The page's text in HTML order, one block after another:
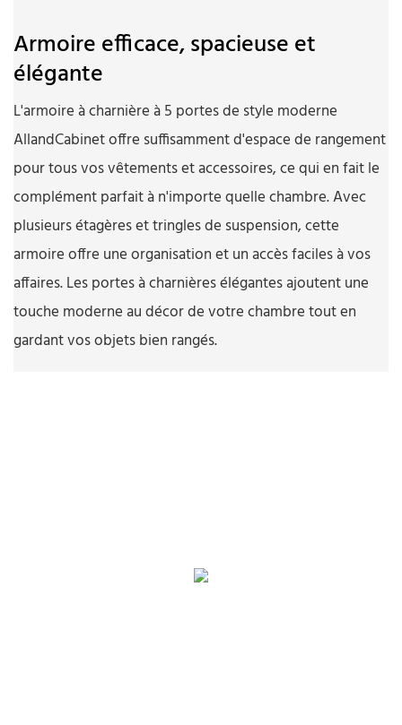
Armoire efficace, spacieuse et
élégante
L'armoire à charnière à 5 portes de style moderne
AllandCabinet offre suffisamment d'espace de rangement
pour tous vos vêtements et accessoires, ce qui en fait le
complément parfait à n'importe quelle chambre. Avec
plusieurs étagères et tringles de suspension, cette
armoire offre une organisation et un accès faciles à vos
affaires. Les portes à charnières élégantes ajoutent une
touche moderne au décor de votre chambre tout en
gardant vos objets bien rangés.